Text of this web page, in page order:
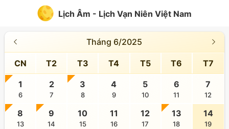
Lịch Âm - Lịch Vạn Niên Việt Nam
Tháng 6/2025
CN T2 T3 T4 T5 T6 T7
1
6
2
7
3
8
4
9
5
10
6
11
7
12
8
13
9
14
10
15
11
16
12
17
13
18
14
19